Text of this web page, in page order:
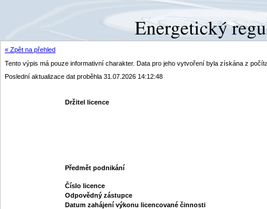
« Zpět na přehled
Tento výpis má pouze informativní charakter. Data pro jeho vytvoření byla získána z
Poslední aktualizace dat proběhla 31.07.2026 14:12:48
Držitel licence
Předmět podnikání
Číslo licence
Odpovědný zástupce
Datum zahájení výkonu licencované činnosti